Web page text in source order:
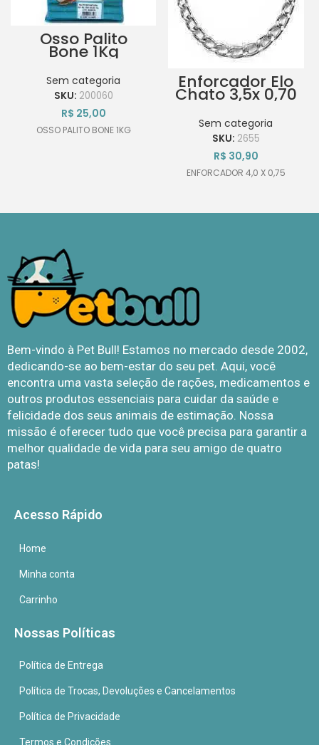
Osso Palito
Bone 1Kg
Sem categoria
SKU: 200060
R$ 25,00
OSSO PALITO BONE 1KG
Enforcador Elo
Chato 3,5x 0,70
Sem categoria
SKU: 2655
R$ 30,90
ENFORCADOR 4,0 X 0,75
Bem-vindo à Pet Bull! Estamos no mercado desde 2002,
dedicando-se ao bem-estar do seu pet. Aqui, você
encontra uma vasta seleção de rações, medicamentos e
outros produtos essenciais para cuidar da saúde e
felicidade dos seus animais de estimação. Nossa
missão é oferecer tudo que você precisa para garantir a
melhor qualidade de vida para seu amigo de quatro
patas!
Acesso Rápido
Home
Minha conta
Carrinho
Nossas Políticas
Política de Entrega
Política de Trocas, Devoluções e Cancelamentos
Política de Privacidade
Termos e Condições